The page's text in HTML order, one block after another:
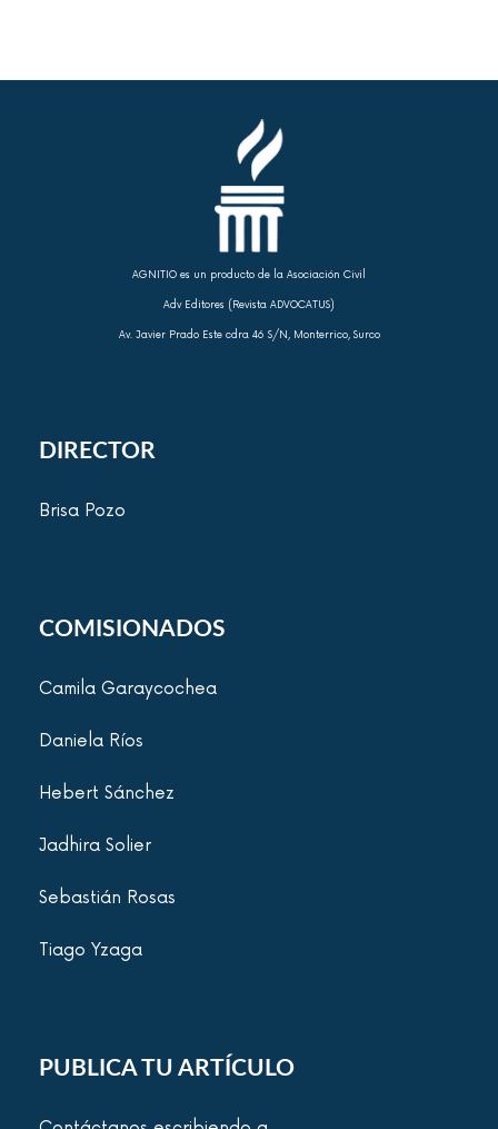
AGNITIO es un producto de la Asociación Civil
Adv Editores (Revista ADVOCATUS)
Av. Javier Prado Este cdra 46 S/N, Monterrico, Surco
DIRECTOR
Brisa Pozo
COMISIONADOS
Camila Garaycochea
Daniela Ríos
Hebert Sánchez
Jadhira Solier
Sebastián Rosas
Tiago Yzaga
PUBLICA TU ARTÍCULO